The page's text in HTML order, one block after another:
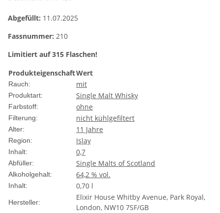
Abgefüllt: 11.07.2025
Fassnummer: 210
Limitiert auf 315 Flaschen!
ProdukteigenschaftWert
Rauch: mit
Produktart: Single Malt Whisky
Farbstoff: ohne
Filterung: nicht kühlgefiltert
Alter: 11 Jahre
Region: Islay
Inhalt: 0,7
Abfüller: Single Malts of Scotland
Alkoholgehalt: 64,2 % vol.
Inhalt: 0,70 l
Hersteller:
Elixir House Whitby Avenue, Park Royal,
London, NW10 7SF/GB